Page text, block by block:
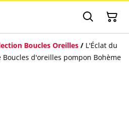
Boucles Oreilles / L'Éclat du
d'oreilles pompon Bohème